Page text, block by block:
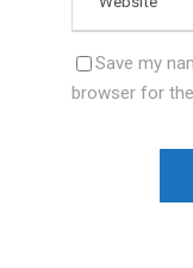
Save my
browser for